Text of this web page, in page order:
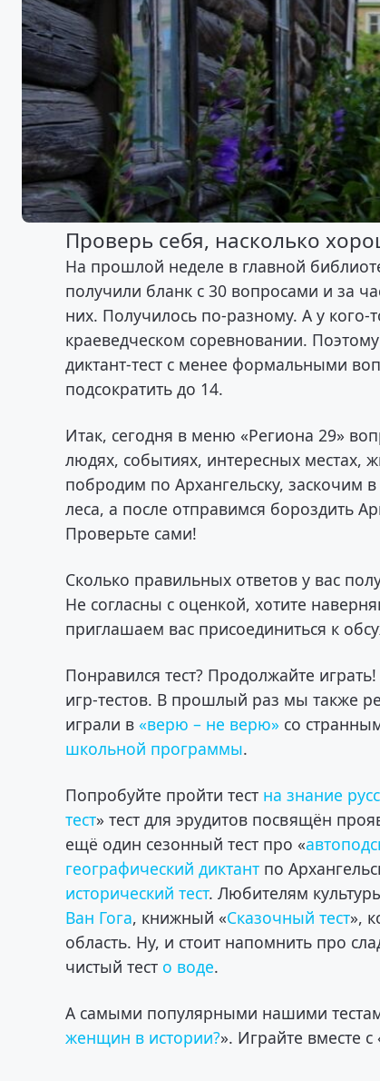
Проверь себя, насколько
На прошлой неделе в главной
получили бланк с 30 вопросами и за
них. Получилось по-разному. А у кого-
краеведческом соревновании.
диктант-тест с менее формальными
подсократить до 14.
Итак, сегодня в меню «Региона 29»
людях, событиях, интересных местах,
побродим по Архангельску,
леса, а после отправимся бороздить
Проверьте сами!
Сколько правильных ответов у вас
Не согласны с оценкой, хотите
приглашаем вас присоединиться к
Понравился тест? Продолжайте
игр-тестов. В прошлый раз мы также
играли в«верю – не верю» со
школьной программы.
Попробуйте пройти тест на знание
тест» тест для эрудитов посвящён
ещё один сезонный тест про «
географический диктант по
исторический тест. Любителям
Ван Гога, книжный «Сказочный тест»,
область. Ну, и стоит напомнить про
чистый тест о воде.
А самыми популярными нашими
женщин в истории?». Играйте вместе